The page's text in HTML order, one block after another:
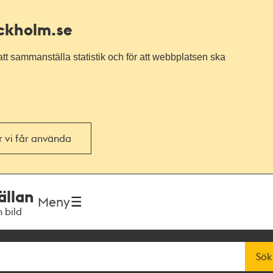
sammanställa statistik och för att webbplatsen ska
vi får använda
bild
Meny
Sök